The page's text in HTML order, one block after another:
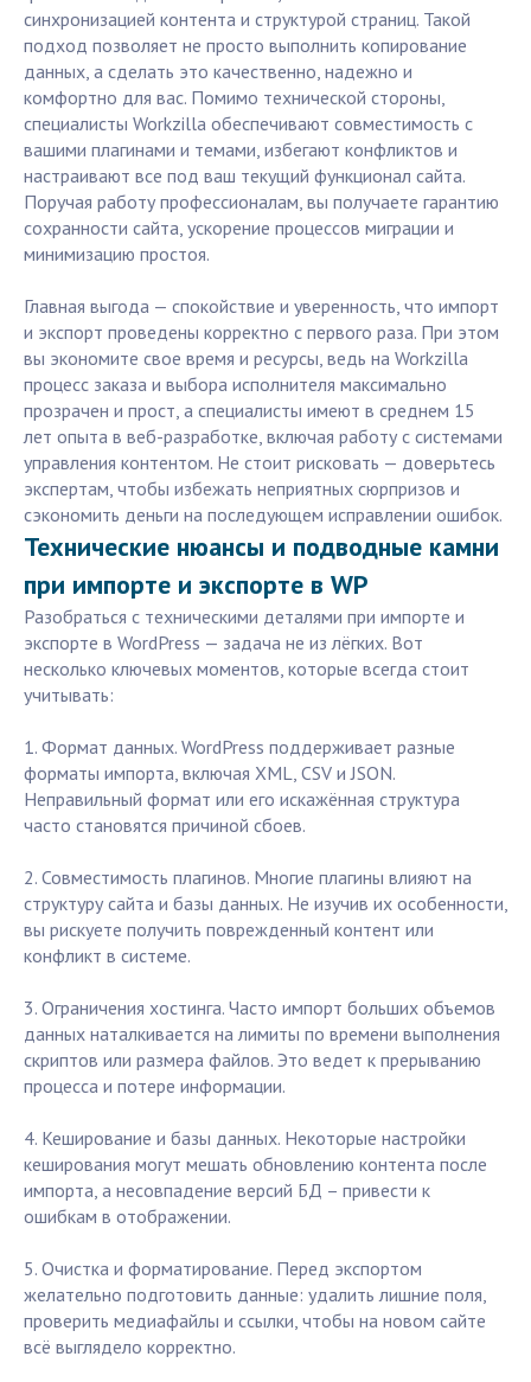
синхронизацией контента и структурой страниц. Такой
подход позволяет не просто выполнить копирование
данных, а сделать это качественно, надежно и
комфортно для вас. Помимо технической стороны,
специалисты Workzilla обеспечивают совместимость с
вашими плагинами и темами, избегают конфликтов и
настраивают все под ваш текущий функционал сайта.
Поручая работу профессионалам, вы получаете гарантию
сохранности сайта, ускорение процессов миграции и
минимизацию простоя.
Главная выгода — спокойствие и уверенность, что импорт
и экспорт проведены корректно с первого раза. При этом
вы экономите свое время и ресурсы, ведь на Workzilla
процесс заказа и выбора исполнителя максимально
прозрачен и прост, а специалисты имеют в среднем 15
лет опыта в веб-разработке, включая работу с системами
управления контентом. Не стоит рисковать — доверьтесь
экспертам, чтобы избежать неприятных сюрпризов и
сэкономить деньги на последующем исправлении ошибок.
Технические нюансы и подводные камни
при импорте и экспорте в WP
Разобраться с техническими деталями при импорте и
экспорте в WordPress — задача не из лёгких. Вот
несколько ключевых моментов, которые всегда стоит
учитывать:
1. Формат данных. WordPress поддерживает разные
форматы импорта, включая XML, CSV и JSON.
Неправильный формат или его искажённая структура
часто становятся причиной сбоев.
2. Совместимость плагинов. Многие плагины влияют на
структуру сайта и базы данных. Не изучив их особенности,
вы рискуете получить поврежденный контент или
конфликт в системе.
3. Ограничения хостинга. Часто импорт больших объемов
данных наталкивается на лимиты по времени выполнения
скриптов или размера файлов. Это ведет к прерыванию
процесса и потере информации.
4. Кеширование и базы данных. Некоторые настройки
кеширования могут мешать обновлению контента после
импорта, а несовпадение версий БД – привести к
ошибкам в отображении.
5. Очистка и форматирование. Перед экспортом
желательно подготовить данные: удалить лишние поля,
проверить медиафайлы и ссылки, чтобы на новом сайте
всё выглядело корректно.